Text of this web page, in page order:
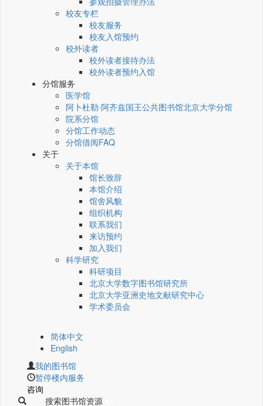
校友专栏
校友服务
校友入馆预约
校外读者
校外读者接待办法
校外读者预约入馆
分馆服务
医学馆
阿卜杜勒·阿齐兹国王公共图书馆北京大学分馆
院系分馆
分馆工作动态
分馆借阅FAQ
关于
关于本馆
馆长致辞
本馆介绍
馆舍风貌
组织机构
联系我们
来访预约
加入我们
科学研究
科研项目
北京大学数字图书馆研究所
北京大学亚洲史地文献研究中心
学术委员会
简体中文
English
我的图书馆
暂停楼内服务
咨询
搜索图书馆资源